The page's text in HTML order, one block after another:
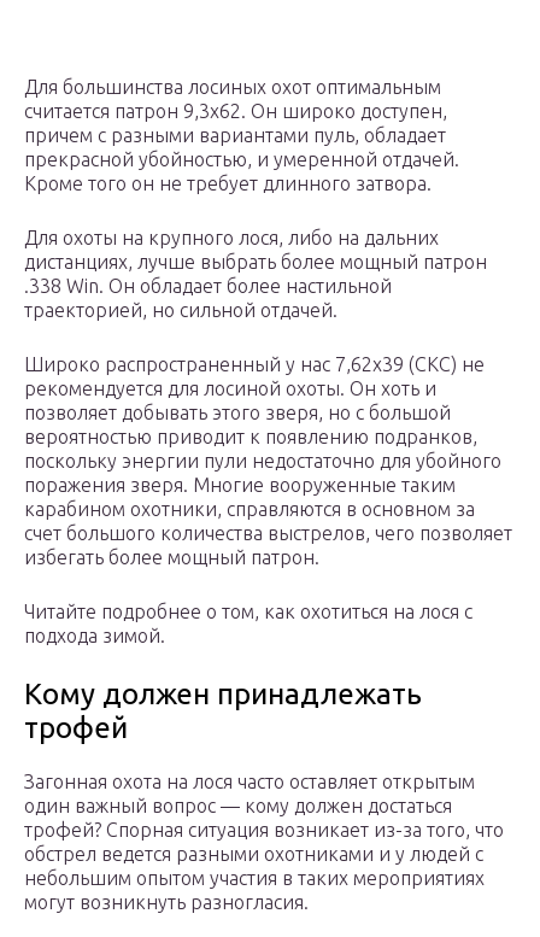
Для большинства лосиных охот оптимальным
считается патрон 9,3х62. Он широко доступен,
причем с разными вариантами пуль, обладает
прекрасной убойностью, и умеренной отдачей.
Кроме того он не требует длинного затвора.
Для охоты на крупного лося, либо на дальних
дистанциях, лучше выбрать более мощный патрон
.338 Win. Он обладает более настильной
траекторией, но сильной отдачей.
Широко распространенный у нас 7,62х39 (СКС) не
рекомендуется для лосиной охоты. Он хоть и
позволяет добывать этого зверя, но с большой
вероятностью приводит к появлению подранков,
поскольку энергии пули недостаточно для убойного
поражения зверя. Многие вооруженные таким
карабином охотники, справляются в основном за
счет большого количества выстрелов, чего позволяет
избегать более мощный патрон.
Читайте подробнее о том, как охотиться на лося с
подхода зимой.
Кому должен принадлежать
трофей
Загонная охота на лося часто оставляет открытым
один важный вопрос — кому должен достаться
трофей? Спорная ситуация возникает из-за того, что
обстрел ведется разными охотниками и у людей с
небольшим опытом участия в таких мероприятиях
могут возникнуть разногласия.